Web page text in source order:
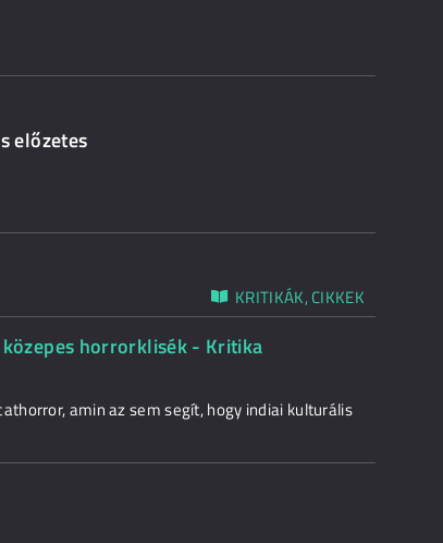
előzetes
KRITIKÁK, CIKKEK
horrorklisék - Kritika
amin az sem segít, hogy indiai kulturális